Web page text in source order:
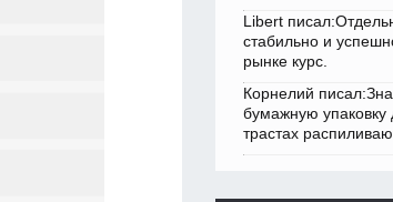
Libert
стабильно и
рынке курс.
Корнелий
бумажную упаковку
трастах